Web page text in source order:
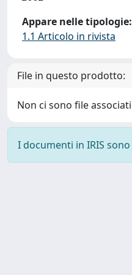
Appare nelle tipologie:
1.1 Articolo in rivista
File in questo prodotto:
Non ci sono file
I documenti in IRIS